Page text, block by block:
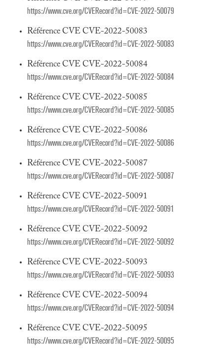
https://www.cve.org/CVERecord?id=CVE-2022-50079
Référence CVE CVE-2022-50083
https://www.cve.org/CVERecord?id=CVE-2022-50083
Référence CVE CVE-2022-50084
https://www.cve.org/CVERecord?id=CVE-2022-50084
Référence CVE CVE-2022-50085
https://www.cve.org/CVERecord?id=CVE-2022-50085
Référence CVE CVE-2022-50086
https://www.cve.org/CVERecord?id=CVE-2022-50086
Référence CVE CVE-2022-50087
https://www.cve.org/CVERecord?id=CVE-2022-50087
Référence CVE CVE-2022-50091
https://www.cve.org/CVERecord?id=CVE-2022-50091
Référence CVE CVE-2022-50092
https://www.cve.org/CVERecord?id=CVE-2022-50092
Référence CVE CVE-2022-50093
https://www.cve.org/CVERecord?id=CVE-2022-50093
Référence CVE CVE-2022-50094
https://www.cve.org/CVERecord?id=CVE-2022-50094
Référence CVE CVE-2022-50095
https://www.cve.org/CVERecord?id=CVE-2022-50095